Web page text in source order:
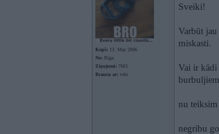
Kopš: 13. May 2006
No: Rīga
Ziņojumi: 7661
Braucu ar: velo
Sveiki!
Varbūt jau
miskasti.
Vai ir kādi
nu
negribu